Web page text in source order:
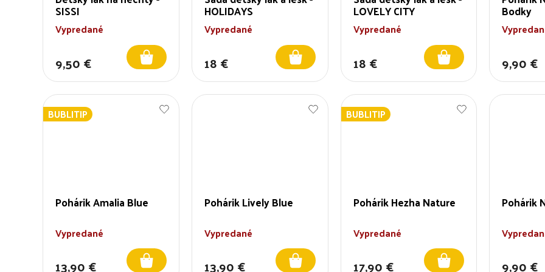
SISSI
Vypredané
9,50 €
HOLIDAYS
Vypredané
18 €
LOVELY CITY
Vypredané
18 €
Bodky
9,90 €
BUBLITIP
Pohárik Amalia Blue
Vypredané
13,90 €
Pohárik Lively Blue
Vypredané
13,90 €
BUBLITIP
Pohárik Hezha Nature
Vypredané
17,90 €
Pohárik
9,90 €